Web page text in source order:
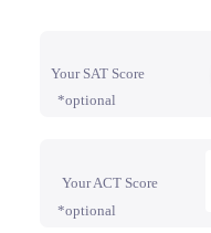
Your SAT Score
*optional
Your ACT Score
*optional